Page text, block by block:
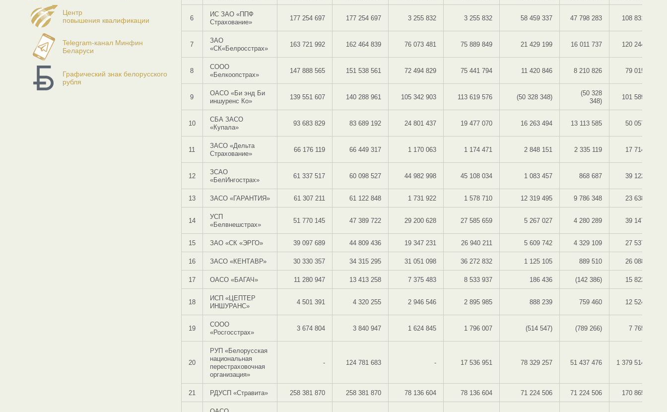
Центр
повышения квалификации
Telegram-канал Минфин
Беларуси
Графический знак белорусского
рубля
6
ИС ЗАО «ППФ
Страхование»
177 254 697 177 254 697 3 255 832 3 255 832 58 459 337 47 798 283 108 831 224
7
ЗАО
«СК«Белросстрах»
163 721 992 162 464 839 76 073 481 75 889 849 21 429 199 16 011 737 120 244 008
8
СООО
«Белкоопстрах»
147 888 565 151 538 561 72 494 829 75 441 794 11 420 846 8 210 826 79 015 584
9
ОАСО «Би энд Би
иншуренс Ко»
139 551 607 140 288 961 105 342 903 113 619 576 (50 328 348)
(50 328
348)
101 589 061
10
СБА ЗАСО
«Купала»
93 683 829 83 689 192 24 801 437 19 477 070 16 263 494 13 113 585 50 057 191
11
ЗАСО «Дельта
Страхование»
66 176 119 66 449 317 1 170 063 1 174 471 2 848 151 2 335 119 17 714 564
12
ЗСАО
«БелИнгострах»
61 337 517 60 098 527 44 982 998 45 108 034 1 083 457 868 687 39 122 282
13 ЗАСО «ГАРАНТИЯ» 61 307 211 61 122 848 1 731 922 1 578 710 12 319 495 9 786 348 23 638 744
14
УСП
«Белвнешстрах»
51 770 145 47 389 722 29 200 628 27 585 659 5 267 027 4 280 289 39 147 627
15 ЗАО «СК «ЭРГО» 39 097 689 44 809 436 19 347 231 26 940 211 5 609 742 4 329 109 27 537 175
16 ЗАСО «КЕНТАВР» 30 330 357 34 315 295 31 051 098 36 272 832 1 125 105 889 510 26 088 326
17 ОАСО «БАГАЧ» 11 280 947 13 413 258 7 375 483 8 533 937 186 436 (142 386) 15 822 199
18
ИСП «ЦЕПТЕР
ИНШУРАНС»
4 501 391 4 320 255 2 946 546 2 895 985 888 239 759 460 12 524 199
19
СООО
«Росгосстрах»
3 674 804 3 840 947 1 624 845 1 796 007 (514 547) (789 266) 7 765 679
20
РУП «Белорусская
национальная
перестраховочная
организация»
- 124 781 683 - 17 536 951 78 329 257 51 437 476 1 379 514 219
21 РДУСП «Стравита» 258 381 870 258 381 870 78 136 604 78 136 604 71 224 506 71 224 506 170 865 195